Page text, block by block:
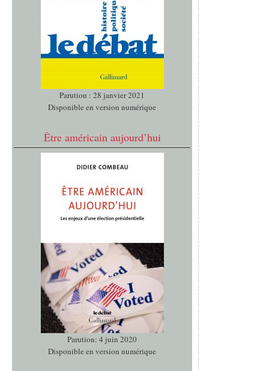
Parution : 28 janvier 2021
Disponible en version numérique
Être américain aujourd’hui
Parution: 4 juin 2020
Disponible en version numérique